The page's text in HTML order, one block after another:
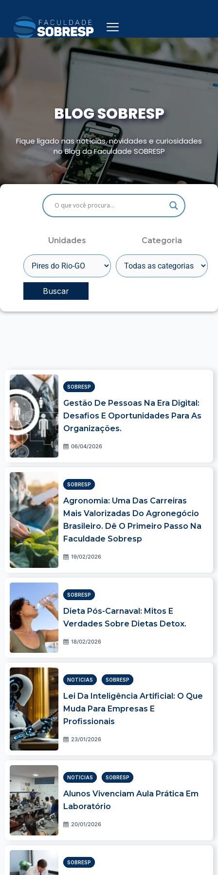
BLOG SOBRESP
Fique ligado nas notícias, novidades e curiosidades
no Blog da Faculdade SOBRESP
Unidades Categoria
SOBRESP
Gestão De Pessoas Na Era Digital:
Desafios E Oportunidades Para As
Organizações.
06/04/2026
SOBRESP
Agronomia: Uma Das Carreiras
Mais Valorizadas Do Agronegócio
Brasileiro. Dê O Primeiro Passo Na
Faculdade Sobresp
19/02/2026
SOBRESP
Dieta Pós-Carnaval: Mitos E
Verdades Sobre Dietas Detox.
18/02/2026
NOTICIAS SOBRESP
Lei Da Inteligência Artificial: O Que
Muda Para Empresas E
Profissionais
23/01/2026
NOTICIAS SOBRESP
Alunos Vivenciam Aula Prática Em
Laboratório
20/01/2026
SOBRESP